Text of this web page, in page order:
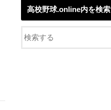
高校野球.online内を検索